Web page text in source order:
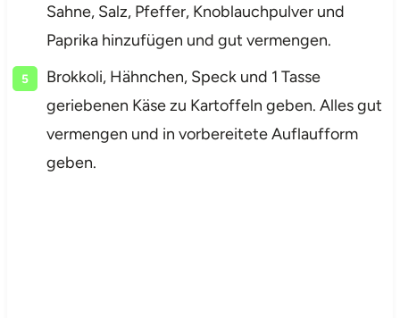
Sahne, Salz, Pfeffer, Knoblauchpulver und
Paprika hinzufügen und gut vermengen.
Brokkoli, Hähnchen, Speck und 1 Tasse
geriebenen Käse zu Kartoffeln geben. Alles gut
vermengen und in vorbereitete Auflaufform
geben.